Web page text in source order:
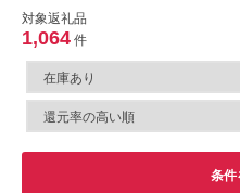
対象返礼品
1,064 件
条件